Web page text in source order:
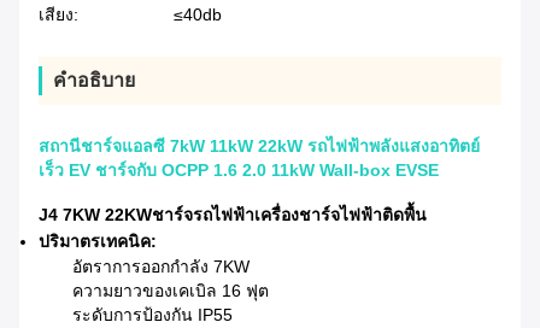
เสียง:
≤40db
คําอธิบาย
สถานีชาร์จแอลซี 7kW 11kW 22kW รถไฟฟ้าพลังแสงอาทิตย์
เร็ว EV ชาร์จกับ OCPP 1.6 2.0 11kW Wall-box EVSE
J4 7KW 22KWชาร์จรถไฟฟ้าเครื่องชาร์จไฟฟ้าติดพื้น
ปริมาตรเทคนิค:
อัตราการออกกําลัง 7KW
ความยาวของเคเบิล 16 ฟุต
ระดับการป้องกัน IP55